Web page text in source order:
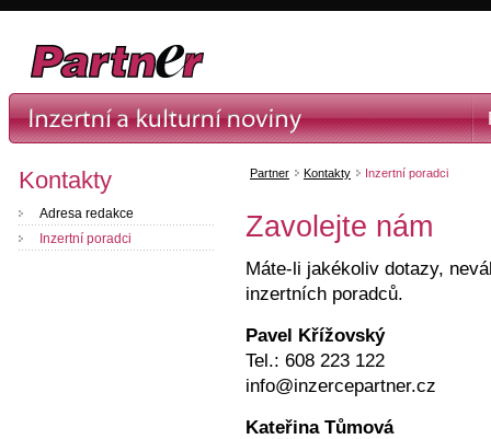
Kontakty
Adresa redakce
Inzertní poradci
Partner Kontakty Inzertní poradci
Zavolejte nám
Máte-li jakékoliv dotazy,
inzertních poradců.
Pavel Křížovský
Tel.: 608 223 122
info@inzercepartner.cz
Kateřina Tůmová